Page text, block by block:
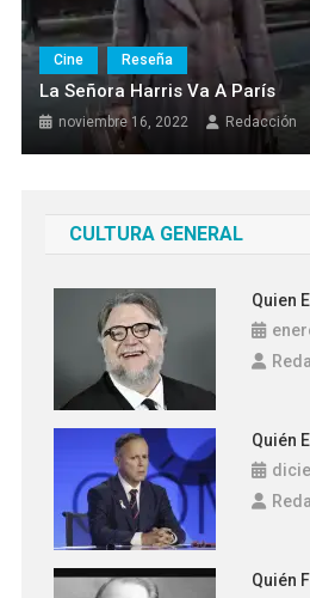
Cine Reseña
La Señora Harris Va A París
noviembre 16, 2022 Redacción
CULTURA GENERAL
Quien
Quién
Quién